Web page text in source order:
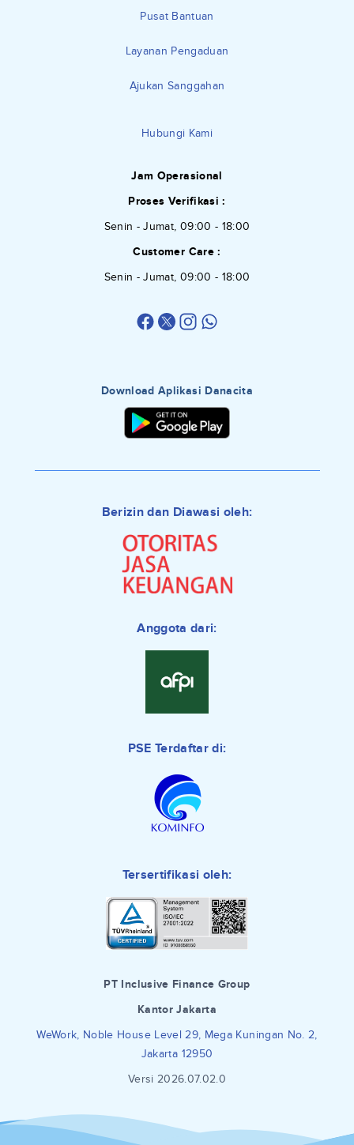
Pusat Bantuan
Layanan Pengaduan
Ajukan Sanggahan
Hubungi Kami
Jam Operasional
Proses Verifikasi :
Senin - Jumat, 09:00 - 18:00
Customer Care :
Senin - Jumat, 09:00 - 18:00
Download Aplikasi Danacita
Berizin dan Diawasi oleh:
Anggota dari:
PSE Terdaftar di:
Tersertifikasi oleh:
PT Inclusive Finance Group
Kantor Jakarta
WeWork, Noble House Level 29, Mega Kuningan No. 2,
Jakarta 12950
Versi 2026.07.02.0